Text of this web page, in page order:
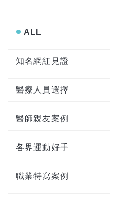
ALL
知名網紅見證
醫療人員選擇
醫師親友案例
各界運動好手
職業特寫案例